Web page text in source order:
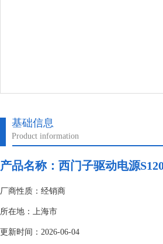
基础信息
Product information
产品名称： 西门子驱动电源
厂商性质：经销商
所在地：上海市
更新时间：2026-06-04